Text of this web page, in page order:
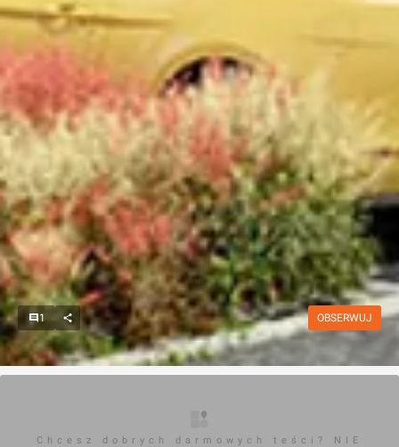
1 OBSERWUJ
Chcesz dobrych darmowych teści? NIE